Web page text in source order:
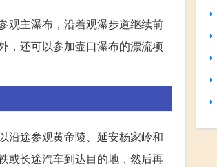
观主瀑布，沿着观瀑步道继续前
，还可以参加壶口瀑布的漂流项
沿途参观黄帝陵、延安杨家岭和
或长途汽车到达目的地，然后再